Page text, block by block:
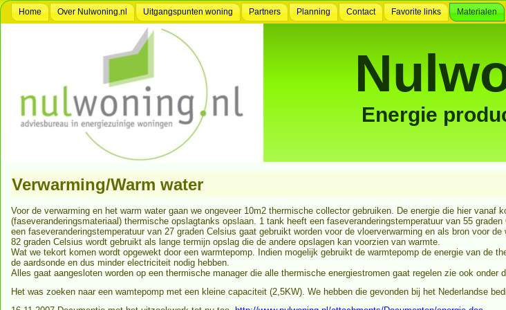
Home Over Nulwoning.nl Uitgangspunten woning Partners Planning Contact Favorite links Materialen
Energie
Verwarming/Warm water
Voor de verwarming en het warm water gaan we ongeveer 10m2 thermische collector gebruiken. De energie die hier vanaf
(faseveranderingsmateriaal) thermische opslagtanks opslaan. 1 tank heeft een faseveranderingstemperatuur van 55
een faseveranderingstemperatuur van 27 graden Celsius gaat gebruikt worden voor de vloerverwarming en als bron voor
82 graden Celsius wordt gebruikt als lange termijn opslag die de andere opslagen kan voorzien van warmte.
Wat we tekort komen wordt opgewekt door een warmtepomp. Indien mogelijk gebruikt de warmtepomp de energie van de
de aardsonde en dus minder electriciteit nodig hebben.
Alles gaat aangesloten worden op een thermische manager die alle thermische energiestromen gaat regelen zie ook onder
Het was zoeken naar een wamtepomp met een kleine capaciteit (2,5KW). We hebben die gevonden bij het Nederlandse